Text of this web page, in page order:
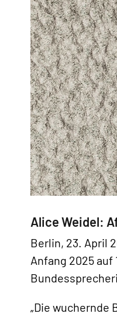
Alice Weidel:
Berlin, 23. April
Anfang 2025
„Die